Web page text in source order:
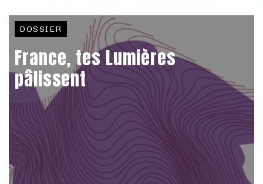
DOSSIER
France, tes Lumières
pâlissent